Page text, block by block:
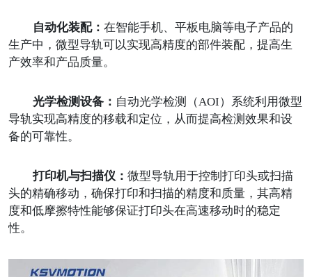
自动化装配： 在智能手机、平板电脑等电子产品的
生产中，微型导轨可以实现高精度的部件装配，提高生
产效率和产品质量。
光学检测设备： 自动光学检测（AOI）系统利用微型
导轨实现高精度的移载和定位，从而提高检测效果和设
备的可靠性。
打印机与扫描仪： 微型导轨用于控制打印头或扫描
头的精确移动，确保打印和扫描的精度和质量，其高精
度和低摩擦特性能够保证打印头在高速移动时的稳定
性。